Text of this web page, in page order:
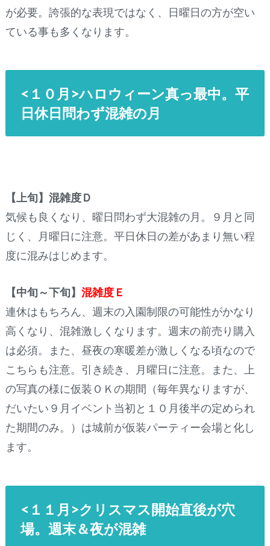
が必要。誇張的な表現ではなく、日曜日の方が空い
ている事も多くなります。
<１０月>ハロウィーン真っ最中。平
日休日問わず混雑の月
【上旬】混雑度Ｄ
気候も良くなり、曜日問わず大混雑の月。９月と同
じく、月曜日に注意。平日休日の差があまり無い程
度に混みはじめます。
【中旬～下旬】 混雑度Ｅ
連休はもちろん、週末の入園制限の可能性がかなり
高くなり、混雑激しくなります。週末の前売り購入
は必須。また、昼夜の寒暖差が激しくなる頃なので
こちらも注意。引き続き、月曜日に注意。また、上
の写真の様に仮装ＯＫの期間（毎年異なりますが、
だいたい９月イベント当初と１０月後半の定められ
た期間のみ。）は城前が仮装パーティー会場と化し
ます。
<１１月>クリスマス開始直後が穴
場。週末＆夜が混雑